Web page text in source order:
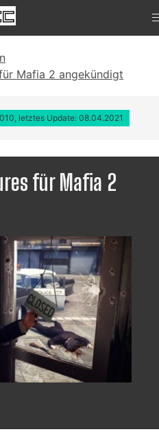
Mafia 2 angekündigt
letztes Update: 08.04.2021
für Mafia 2